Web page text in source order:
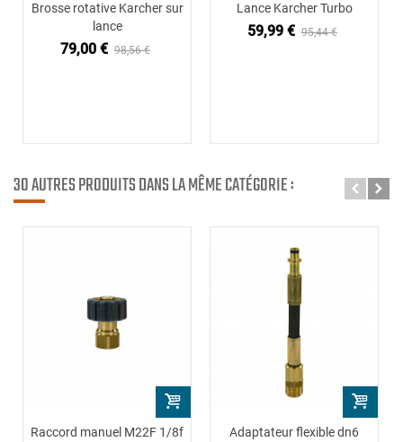
Brosse rotative Karcher sur
lance
79,00 € 98,56 €
Lance Karcher Turbo
59,99 € 95,44 €
30 AUTRES PRODUITS DANS LA MÊME CATÉGORIE :
Raccord manuel M22F 1/8f Adaptateur flexible dn6